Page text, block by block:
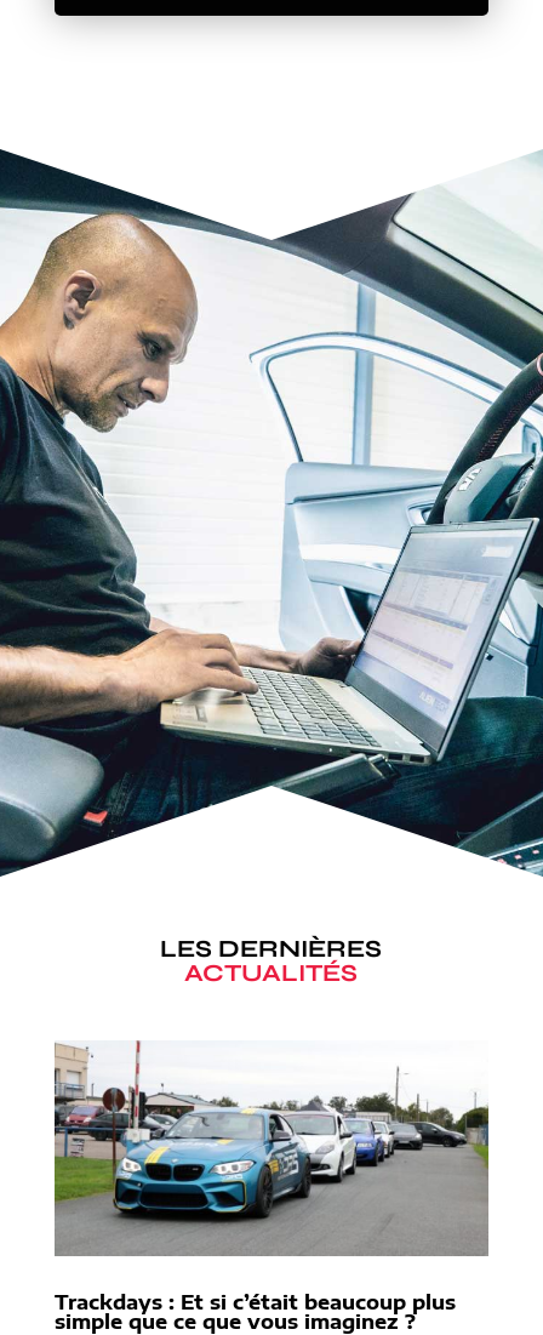
LES DERNIÈRES
ACTUALITÉS
Trackdays : Et si c’était beaucoup plus
simple que ce que vous imaginez ?